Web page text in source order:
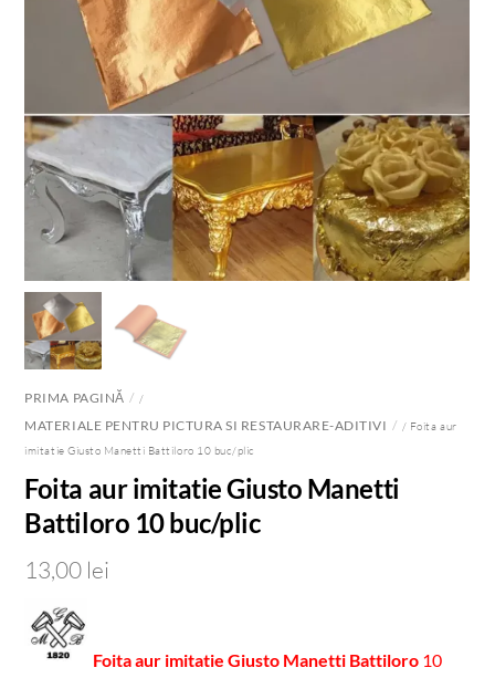
PRIMA PAGINĂ /
MATERIALE PENTRU PICTURA SI RESTAURARE-ADITIVI
/ Foita aur
imitatie Giusto Manetti Battiloro 10 buc/plic
Foita aur imitatie Giusto Manetti
Battiloro 10 buc/plic
13,00 lei
Foita aur imitatie Giusto Manetti Battiloro 10